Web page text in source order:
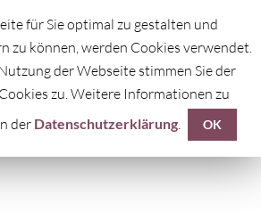
für Sie optimal zu gestalten und
zu können, werden Cookies verwendet.
der Webseite stimmen Sie der
zu. Weitere Informationen zu
der Datenschutzerklärung. OK